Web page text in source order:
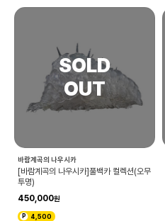
바람계곡의 나우시카
[바람계곡의 나우시카]풀백카 컬렉션(오무
투명)
450,000
4,500